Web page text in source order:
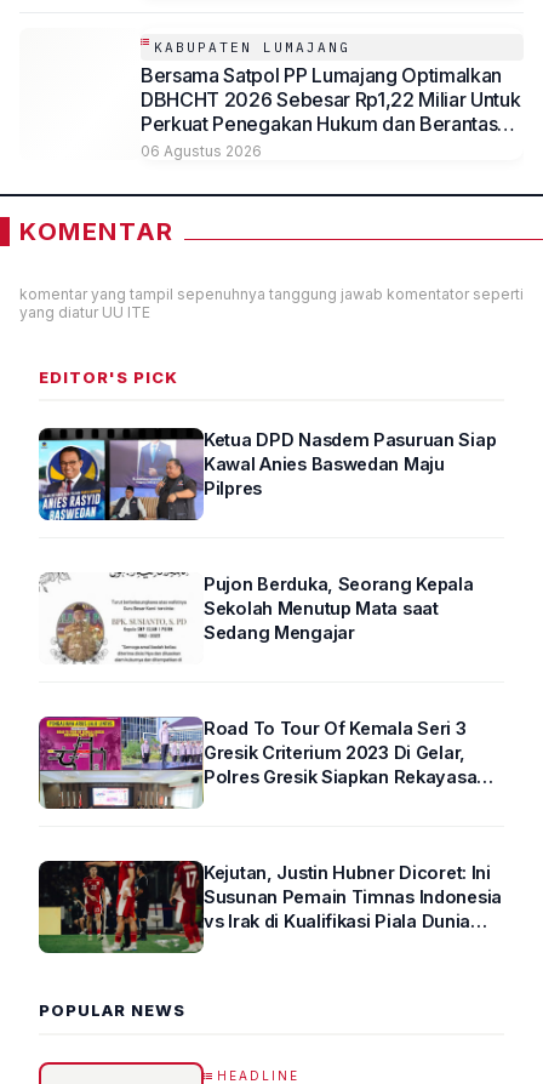
KABUPATEN LUMAJANG
Bersama Satpol PP Lumajang Optimalkan
DBHCHT 2026 Sebesar Rp1,22 Miliar Untuk
Perkuat Penegakan Hukum dan Berantas
Rokok Ilegal
06 Agustus 2026
KOMENTAR
komentar yang tampil sepenuhnya tanggung jawab komentator seperti
yang diatur UU ITE
EDITOR'S PICK
Ketua DPD Nasdem Pasuruan Siap
Kawal Anies Baswedan Maju
Pilpres
Pujon Berduka, Seorang Kepala
Sekolah Menutup Mata saat
Sedang Mengajar
Road To Tour Of Kemala Seri 3
Gresik Criterium 2023 Di Gelar,
Polres Gresik Siapkan Rekayasa
Kejutan, Justin Hubner Dicoret: Ini
Susunan Pemain Timnas Indonesia
vs Irak di Kualifikasi Piala Dunia
POPULAR NEWS
HEADLINE